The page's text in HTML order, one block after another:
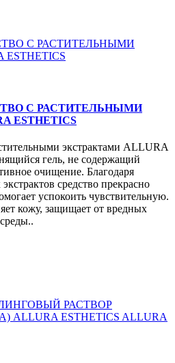
С РАСТИТЕЛЬНЫМИ
ESTHETICS
экстрактами ALLURA
гель, не содержащий
очищение. Благодаря
средство прекрасно
успокоить чувствительную.
кожу, защищает от вредных